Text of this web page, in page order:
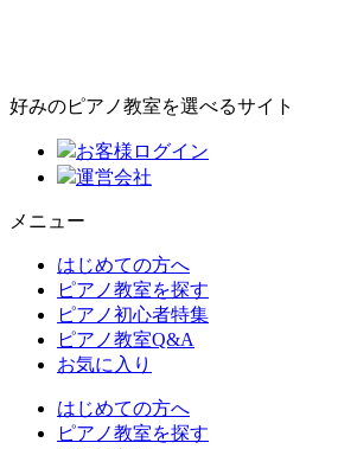
好みのピアノ教室を選べるサイト
お客様ログイン
運営会社
メニュー
はじめての方へ
ピアノ教室を探す
ピアノ初心者特集
ピアノ教室Q&A
お気に入り
はじめての方へ
ピアノ教室を探す